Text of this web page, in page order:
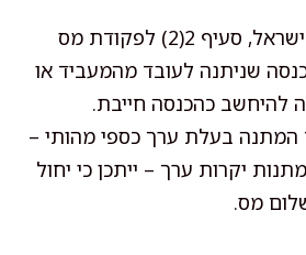
בהתאם לדיני המס בישראל, סעיף 2(2) לפקודת מס
שניתנה לעובד מהמעביד או
להיחשב כהכנסה חייבת.
בעלת ערך כספי מהותי –
יקרות ערך – ייתכן כי יחול
מס.